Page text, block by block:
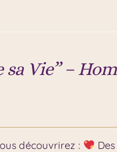
Vie” –
découvrirez :